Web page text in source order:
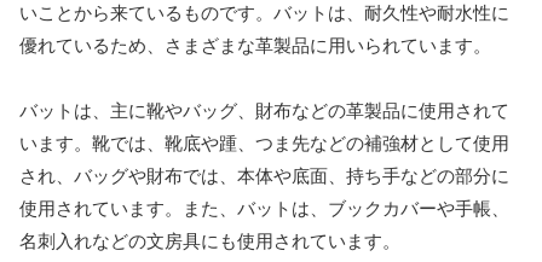
いことから来ているものです。バットは、耐久性や耐水性に
優れているため、さまざまな革製品に用いられています。
バットは、主に靴やバッグ、財布などの革製品に使用されて
います。靴では、靴底や踵、つま先などの補強材として使用
され、バッグや財布では、本体や底面、持ち手などの部分に
使用されています。また、バットは、ブックカバーや手帳、
名刺入れなどの文房具にも使用されています。